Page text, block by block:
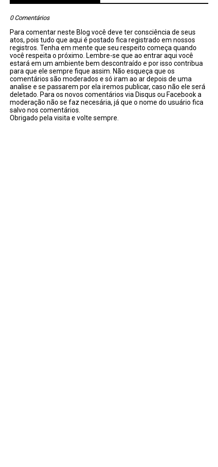
0 Comentários
Para comentar neste Blog você deve ter consciência de seus
atos, pois tudo que aqui é postado fica registrado em nossos
registros. Tenha em mente que seu respeito começa quando
você respeita o próximo. Lembre-se que ao entrar aqui você
estará em um ambiente bem descontraído e por isso contribua
para que ele sempre fique assim. Não esqueça que os
comentários são moderados e só iram ao ar depois de uma
analise e se passarem por ela iremos publicar, caso não ele será
deletado. Para os novos comentários via Disqus ou Facebook a
moderação não se faz necesária, já que o nome do usuário fica
salvo nos comentários.
Obrigado pela visita e volte sempre.